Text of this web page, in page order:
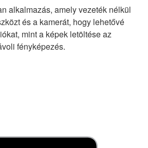
alkalmazás, amely vezeték nélkül
és a kamerát, hogy lehetővé
mint a képek letöltése az
fényképezés.